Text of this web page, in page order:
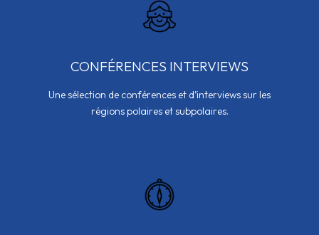
CONFÉRENCES INTERVIEWS
Une sélection de conférences et d’interviews sur les
régions polaires et subpolaires.